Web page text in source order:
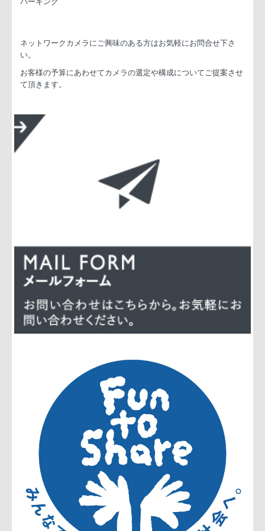
ネットワークカメラにご興味のある方はお気軽にお問合せ下さ
い。
お客様の予算にあわせてカメラの選定や構成についてご提案させ
て頂きます。